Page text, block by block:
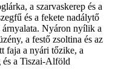
a szarvaskerep és a
és a fekete nadálytő
árnyalata. Nyáron nyílik a
a festő zsoltina és az
faja a nyári tőzike, a
és a Tiszai-Alföld